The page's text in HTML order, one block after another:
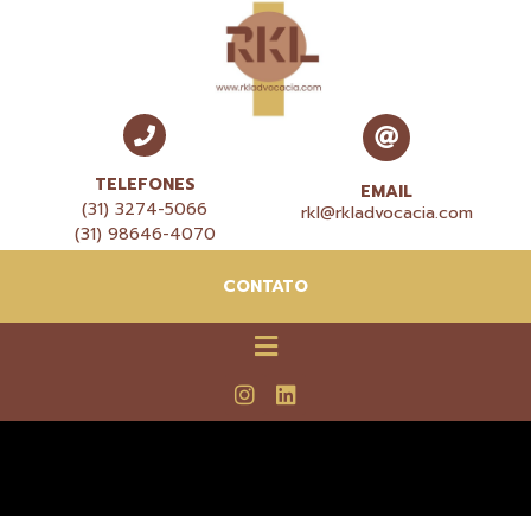
TELEFONES
(31) 3274-5066
(31) 98646-4070
EMAIL
rkl@rkladvocacia.com
CONTATO